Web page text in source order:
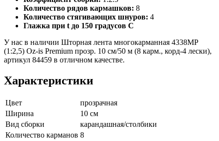
Количество рядов кармашков: 8
Количество стягивающих шнуров: 4
Глажка при t до 150 градусов С
У нас в наличии Шторная лента многокарманная 4338MP
(1:2,5) Oz-is Premium прозр. 10 см/50 м (8 карм., корд-4 лески),
артикул 84459 в отличном качестве.
Характеристики
Цвет
прозрачная
Ширина
10 см
Вид сборки
карандашная/столбики
Количество карманов 8